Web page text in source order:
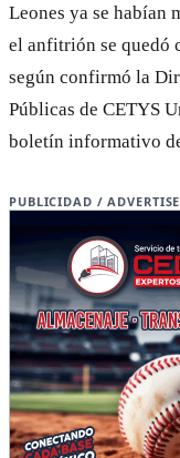
Leones ya se habían
el anfitrión se quedó
según confirmó la
Públicas de CETYS
boletín informativo
PUBLICIDAD /